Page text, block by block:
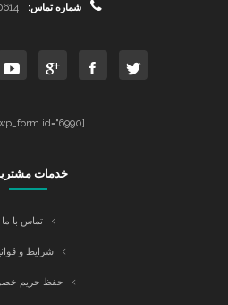
شماره تماس:
[mc4wp_form id="6990"]
خدمات
تماس با ما
شرایط و
حفظ حریم